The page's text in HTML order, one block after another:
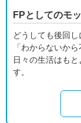
FPとしてのモ
どうしても後回
「わからないか
日々の生活はも
す。